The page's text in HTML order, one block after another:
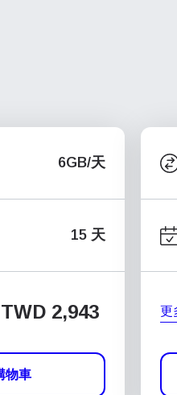
6GB/天
15 天
TWD 2,943
物車
更